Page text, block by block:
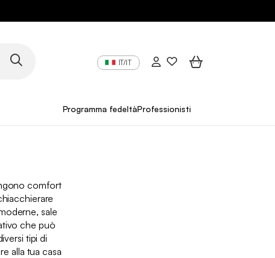
IT/IT
Programma fedeltàProfessionisti
comfort
sale
che può
tipi di
alla tua casa